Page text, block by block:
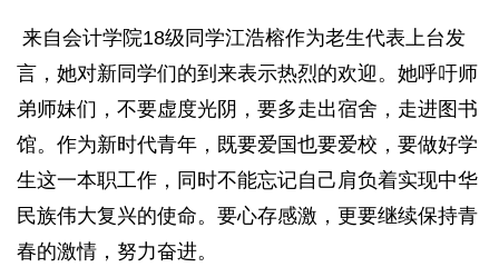
来自会计学院18级同学江浩榕作为老生代表上台发
言，她对新同学们的到来表示热烈的欢迎。她呼吁师
弟师妹们，不要虚度光阴，要多走出宿舍，走进图书
馆。作为新时代青年，既要爱国也要爱校，要做好学
生这一本职工作，同时不能忘记自己肩负着实现中华
民族伟大复兴的使命。要心存感激，更要继续保持青
春的激情，努力奋进。